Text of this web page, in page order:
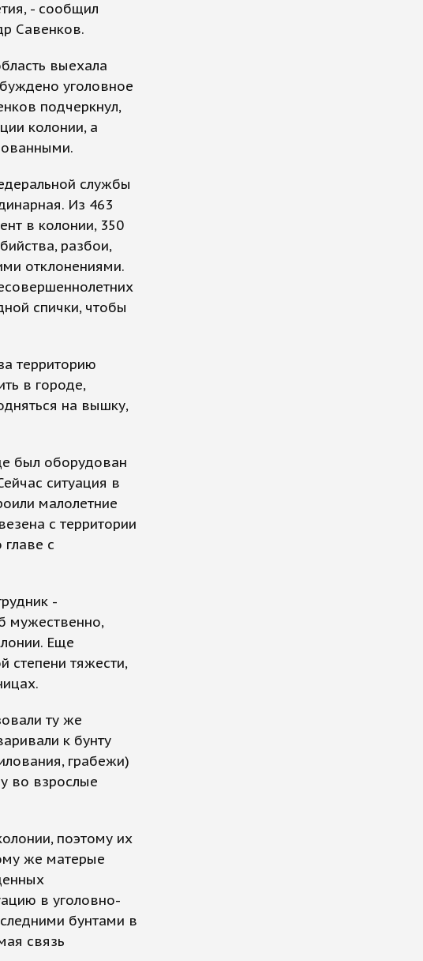
- сообщил
Савенков.
выехала
уголовное
подчеркнул,
колонии, а
службы
Из 463
в колонии, 350
разбои,
отклонениями.
спички, чтобы
территорию
в городе,
на вышку,
был оборудован
ситуация в
малолетние
с территории
с
-
мужественно,
Еще
степени тяжести,
ту же
к бунту
грабежи)
во взрослые
поэтому их
же матерые
в уголовно-
бунтами в
связь